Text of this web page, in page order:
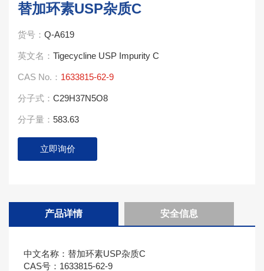
替加环素USP杂质C
货号： Q-A619
英文名： Tigecycline USP Impurity C
CAS No.： 1633815-62-9
分子式： C29H37N5O8
分子量： 583.63
立即询价
产品详情 安全信息
中文名称：替加环素USP杂质C
CAS号：1633815-62-9